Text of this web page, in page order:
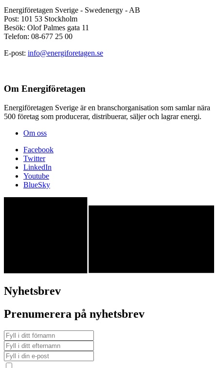
Energiföretagen Sverige - Swedenergy - AB
Post: 101 53 Stockholm
Besök: Olof Palmes gata 11
Telefon: 08-677 25 00
E-post: info@energiforetagen.se
Om Energiföretagen
Energiföretagen Sverige är en branschorganisation som samlar nära
500 företag som producerar, distribuerar, säljer och lagrar energi.
Om oss
Facebook
Twitter
LinkedIn
Youtube
BlueSky
Nyhetsbrev
Prenumerera på nyhetsbrev